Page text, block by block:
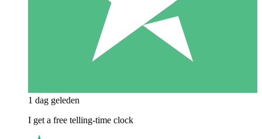
1 dag geleden
I get a free telling-time clock